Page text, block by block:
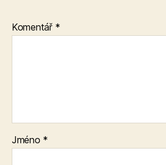
Komentář *
Jméno *